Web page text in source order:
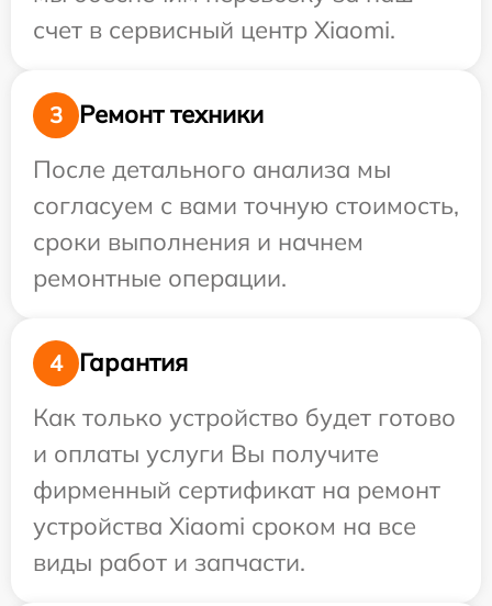
счет в сервисный центр Xiaomi.
3
Ремонт техники
После детального анализа мы
согласуем с вами точную стоимость,
сроки выполнения и начнем
ремонтные операции.
4
Гарантия
Как только устройство будет готово
и оплаты услуги Вы получите
фирменный сертификат на ремонт
устройства Xiaomi сроком на все
виды работ и запчасти.